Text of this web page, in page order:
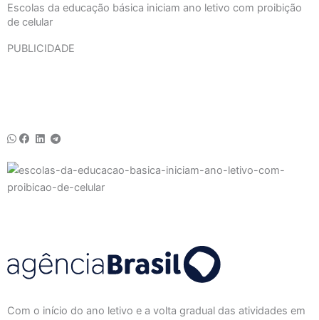
Escolas da educação básica iniciam ano letivo com proibição
de celular
PUBLICIDADE
Com o início do ano letivo e a volta gradual das atividades em